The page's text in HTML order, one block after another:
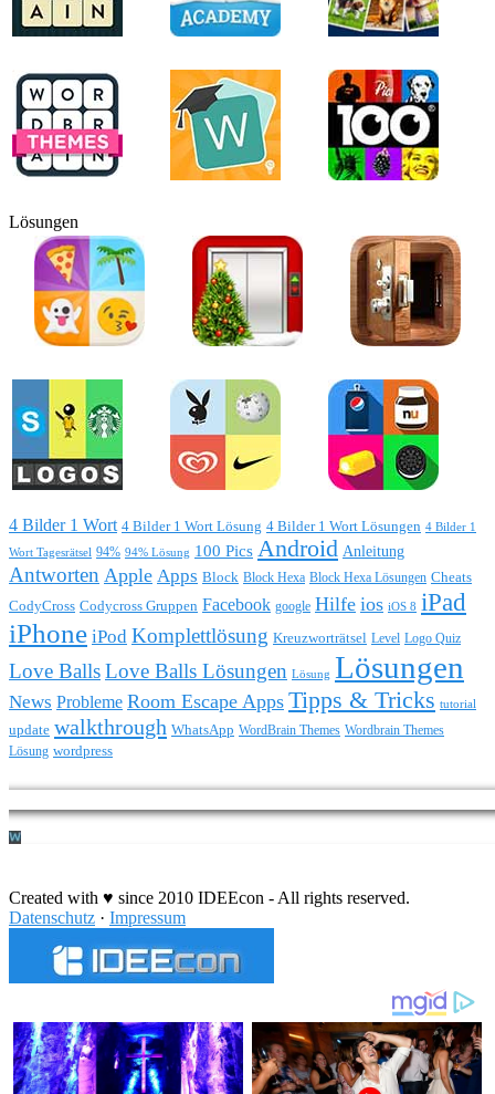
Lösungen
4 Bilder 1 Wort 4 Bilder 1 Wort Lösung 4 Bilder 1 Wort Lösungen 4 Bilder 1
Wort Tagesrätsel 94% 94% Lösung 100 Pics Android Anleitung
Antworten Apple Apps Block Block Hexa Block Hexa Lösungen Cheats
CodyCross Codycross Gruppen Facebook google Hilfe ios iOS 8 iPad
iPhone iPod Komplettlösung Kreuzworträtsel Level Logo Quiz
Love BallsLove Balls Lösungen Lösung Lösungen
News Probleme Room Escape Apps Tipps & Tricks tutorial
update walkthrough WhatsApp WordBrain Themes Wordbrain Themes
Lösung wordpress
Created with ♥ since 2010 IDEEcon - All rights reserved.
Datenschutz · Impressum